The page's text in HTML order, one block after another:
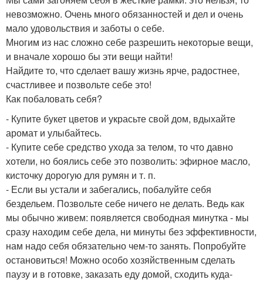
невозможно. Очень много обязанностей и дел и очень
мало удовольствия и заботы о себе.
Многим из нас сложно себе разрешить некоторые вещи,
и вначале хорошо бы эти вещи найти!
Найдите то, что сделает вашу жизнь ярче, радостнее,
счастливее и позвольте себе это!
Как побаловать себя?
- Купите букет цветов и украсьте свой дом, вдыхайте
аромат и улыбайтесь.
- Купите себе средство ухода за телом, то что давно
хотели, но боялись себе это позволить: эфирное масло,
кисточку дорогую для румян и т. п.
- Если вы устали и забегались, побалуйте себя
бездельем. Позвольте себе ничего не делать. Ведь как
мы обычно живем: появляется свободная минутка - мы
сразу находим себе дела, ни минуты без эффективности,
нам надо себя обязательно чем-то занять. Попробуйте
остановиться! Можно особо хозяйственным сделать
паузу и в готовке, заказать еду домой, сходить куда-